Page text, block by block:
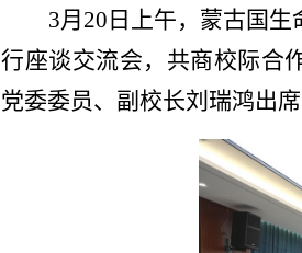
3月20日上午， 蒙古国生
行座谈交流会，共商校际合
党委委员、副校长刘瑞鸿出席